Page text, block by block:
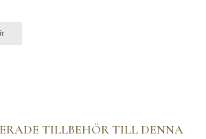
TILLBEHÖR TILL DENNA